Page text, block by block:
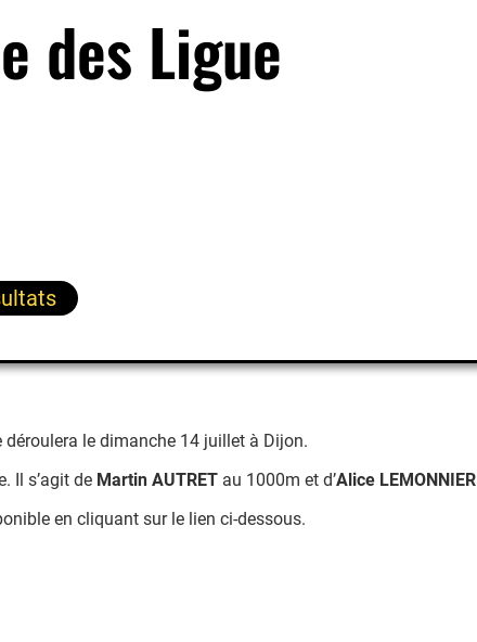
des Ligue
déroulera le dimanche 14 juillet à Dijon.
Il s’agit de Martin AUTRET au 1000m et d’Alice LEMONNIER
en cliquant sur le lien ci-dessous.